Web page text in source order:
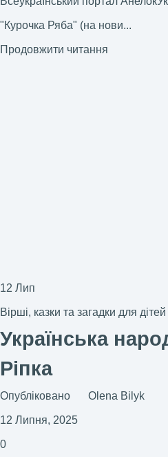
"Курочка Ряба" (на нови...
Продовжити читання
12 Лип
Вірші, казки та загадки для дітей
Українська
Ріпка
Опубліковано Olena Bilyk
12 Липня, 2025
0